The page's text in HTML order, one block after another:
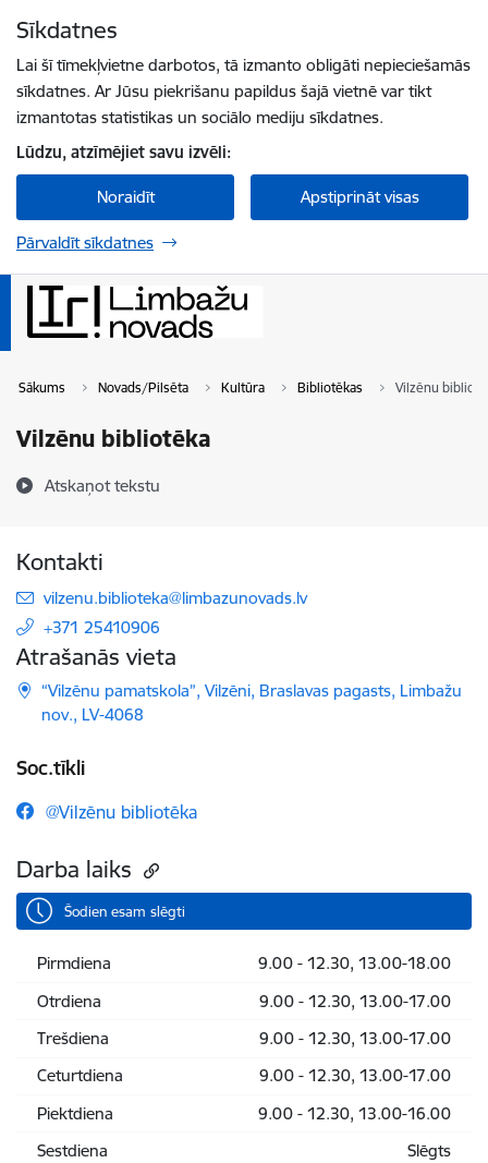
Sīkdatnes
Lai šī tīmekļvietne darbotos, tā izmanto obligāti nepieciešamās
sīkdatnes. Ar Jūsu piekrišanu papildus šajā vietnē var tikt
izmantotas statistikas un sociālo mediju sīkdatnes.
Lūdzu, atzīmējiet savu izvēli:
Noraidīt Apstiprināt visas
Pārvaldīt sīkdatnes
Sākums Novads/Pilsēta Kultūra Bibliotēkas Vilzēnu
Vilzēnu bibliotēka
Atskaņot tekstu
Kontakti
E-pasts:
vilzenu.biblioteka@limbazunovads.lv
+371 25410906
Atrašanās vieta
“Vilzēnu pamatskola”, Vilzēni, Braslavas pagasts, Limbažu
nov., LV-4068
Soc.tīkli
@Vilzēnu bibliotēka
Darba laiks
Šodien esam slēgti
Pirmdiena
9.00 - 12.30, 13.00-18.00
Otrdiena
9.00 - 12.30, 13.00-17.00
Trešdiena
9.00 - 12.30, 13.00-17.00
Ceturtdiena
9.00 - 12.30, 13.00-17.00
Piektdiena
9.00 - 12.30, 13.00-16.00
Sestdiena
Slēgts